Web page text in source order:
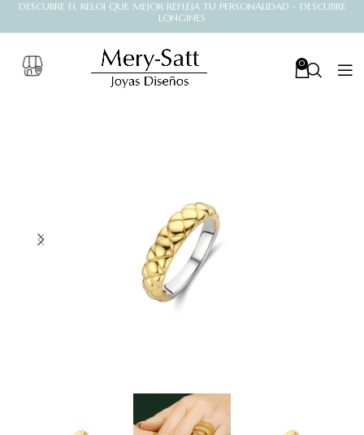
DESCUBRE EL RELOJ QUE MEJOR REFLEJA TU PERSONALIDAD - DESCUBRE
LONGINES
0